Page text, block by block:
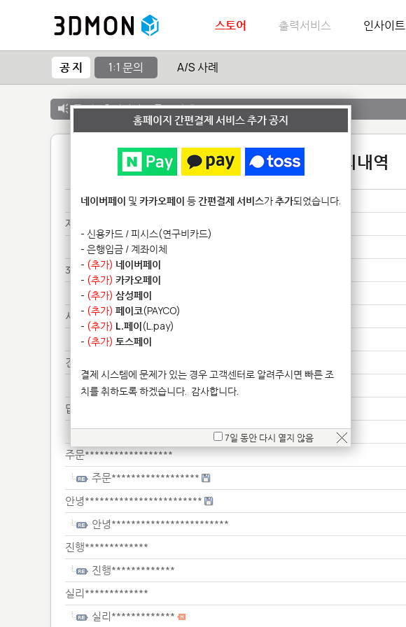
스토어 출력서비스 인사이트
공 지 1:1 문의 A/S 사례
공 지 :출력서비스 종료 안내
1:1 문의내역
실리********************
제작*********
제작*********
3d***************
3d***************
시제*************
시제*************
견적*******
견적*******
답변***********************
답변***********************
주문******************
주문******************
안녕************************
안녕************************
진행*************
진행*************
실리*************
실리*************
홈페이지 간편결제 서비스 추가 공지
네이버페이 및 카카오페이 등간편결제 서비스가추가되었습니다.
- 신용카드 / 피시스(연구비카드)
- 은행입금 / 계좌이체
- (추가) 네이버페이
- (추가) 카카오페이
- (추가) 삼성페이
- (추가) 페이코(PAYCO)
- (추가) L.페이(L.pay)
- (추가) 토스페이
결제 시스템에 문제가 있는 경우 고객센터로 알려주시면 빠른 조
치를 취하도록 하겠습니다. 감사합니다.
7일 동안 다시 열지 않음